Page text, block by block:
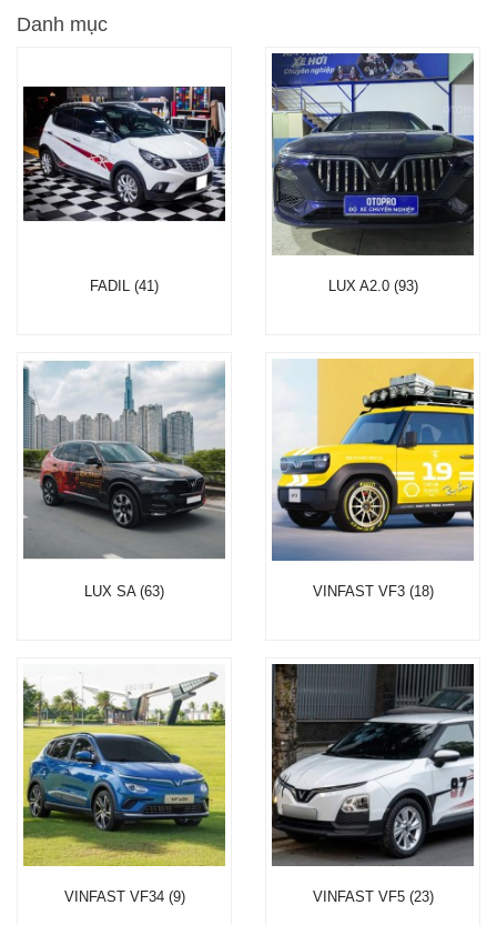
Danh mục
FADIL (41) LUX A2.0 (93)
LUX SA (63) VINFAST VF3 (18)
VINFAST VF34 (9) VINFAST VF5 (23)